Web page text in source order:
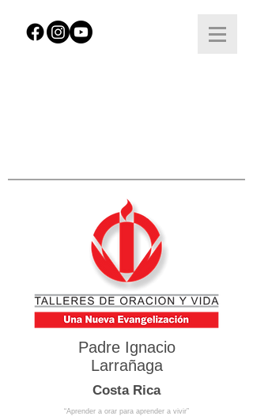
Padre Ignacio
Larrañaga
Costa Rica
“Aprender a orar para aprender a vivir”